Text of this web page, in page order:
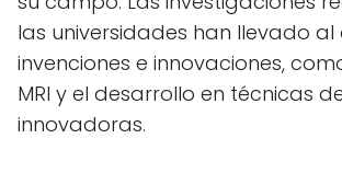
las universidades han llevado
invenciones e innovaciones,
MRI y el desarrollo en técnicas
innovadoras.